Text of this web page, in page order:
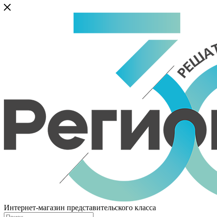
Интернет-магазин представительского класса